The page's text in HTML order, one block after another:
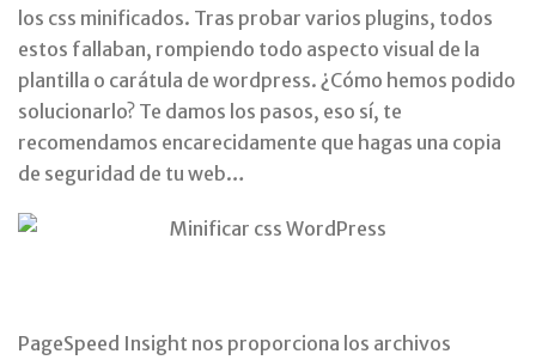
los css minificados. Tras probar varios plugins, todos
estos fallaban, rompiendo todo aspecto visual de la
plantilla o carátula de wordpress. ¿Cómo hemos podido
solucionarlo? Te damos los pasos, eso sí, te
recomendamos encarecidamente que hagas una copia
de seguridad de tu web…
PageSpeed Insight nos proporciona los archivos